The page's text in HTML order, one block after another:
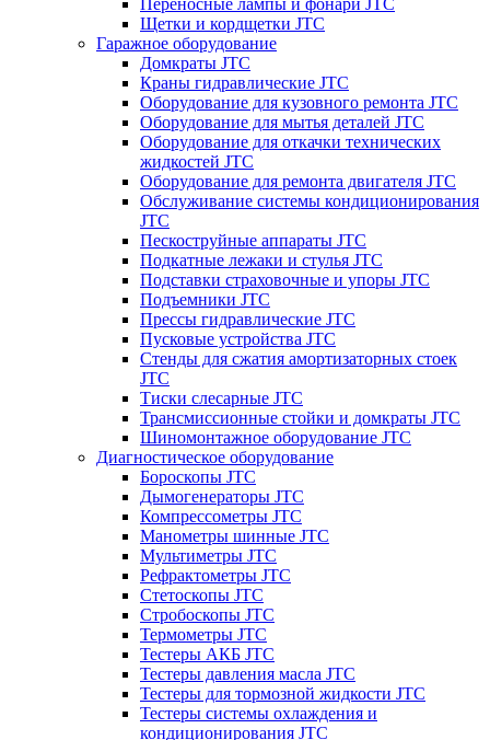
Щетки и кордщетки JTC
Гаражное оборудование
Домкраты JTC
Краны гидравлические JTC
Оборудование для кузовного ремонта JTC
Оборудование для мытья деталей JTC
Оборудование для откачки технических
жидкостей JTC
Оборудование для ремонта двигателя JTC
Обслуживание системы кондиционирования
JTC
Пескоструйные аппараты JTC
Подкатные лежаки и стулья JTC
Подставки страховочные и упоры JTC
Подъемники JTC
Прессы гидравлические JTC
Пусковые устройства JTC
Стенды для сжатия амортизаторных стоек
JTC
Тиски слесарные JTC
Трансмиссионные стойки и домкраты JTC
Шиномонтажное оборудование JTC
Диагностическое оборудование
Бороскопы JTC
Дымогенераторы JTC
Компрессометры JTC
Манометры шинные JTC
Мультиметры JTC
Рефрактометры JTC
Стетоскопы JTC
Стробоскопы JTC
Термометры JTC
Тестеры АКБ JTC
Тестеры давления масла JTC
Тестеры для тормозной жидкости JTC
Тестеры системы охлаждения и
кондиционирования JTC